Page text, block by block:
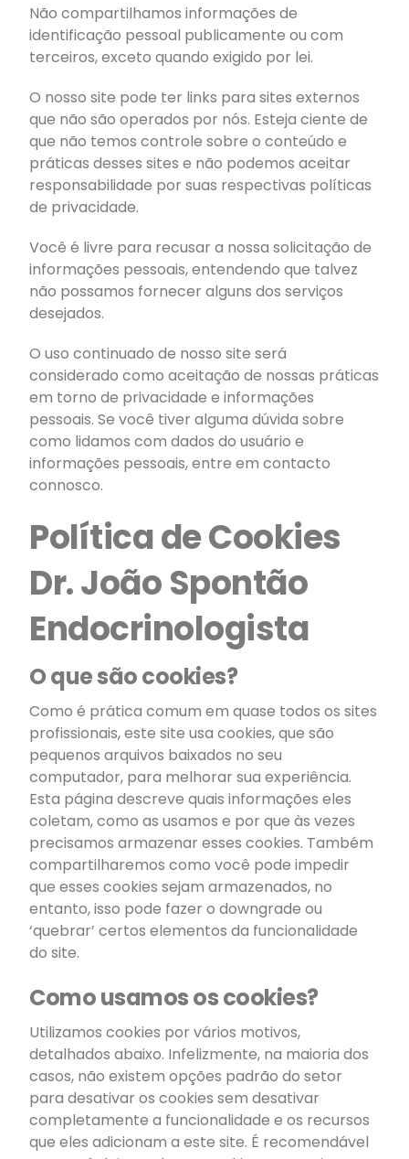
Não compartilhamos informações de
identificação pessoal publicamente ou com
terceiros, exceto quando exigido por lei.
O nosso site pode ter links para sites externos
que não são operados por nós. Esteja ciente de
que não temos controle sobre o conteúdo e
práticas desses sites e não podemos aceitar
responsabilidade por suas respectivas políticas
de privacidade.
Você é livre para recusar a nossa solicitação de
informações pessoais, entendendo que talvez
não possamos fornecer alguns dos serviços
desejados.
O uso continuado de nosso site será
considerado como aceitação de nossas práticas
em torno de privacidade e informações
pessoais. Se você tiver alguma dúvida sobre
como lidamos com dados do usuário e
informações pessoais, entre em contacto
connosco.
Política de Cookies
Dr. João Spontão
Endocrinologista
O que são cookies?
Como é prática comum em quase todos os sites
profissionais, este site usa cookies, que são
pequenos arquivos baixados no seu
computador, para melhorar sua experiência.
Esta página descreve quais informações eles
coletam, como as usamos e por que às vezes
precisamos armazenar esses cookies. Também
compartilharemos como você pode impedir
que esses cookies sejam armazenados, no
entanto, isso pode fazer o downgrade ou
‘quebrar’ certos elementos da funcionalidade
do site.
Como usamos os cookies?
Utilizamos cookies por vários motivos,
detalhados abaixo. Infelizmente, na maioria dos
casos, não existem opções padrão do setor
para desativar os cookies sem desativar
completamente a funcionalidade e os recursos
que eles adicionam a este site. É recomendável